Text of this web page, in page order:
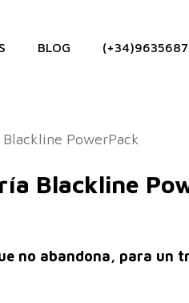
BLOG
PowerPack
Blackline
no abandona, para un